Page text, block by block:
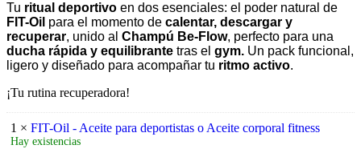
Tu ritual deportivo en dos esenciales: el poder natural de
FIT-Oil para el momento de calentar, descargar y
recuperar, unido al Champú Be-Flow, perfecto para una
ducha rápida y equilibrante tras el gym. Un pack funcional,
ligero y diseñado para acompañar tu ritmo activo.
¡Tu rutina recuperadora!
1 × FIT-Oil - Aceite para deportistas o Aceite corporal fitness
Hay existencias